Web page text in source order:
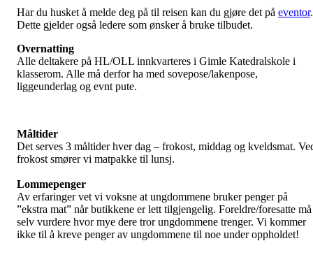
Har du husket å melde deg på til reisen kan du gjøre det på eventor.
Dette gjelder også ledere som ønsker å bruke tilbudet.
Overnatting
Alle deltakere på HL/OLL innkvarteres i Gimle Katedralskole i
klasserom. Alle må derfor ha med sovepose/lakenpose,
liggeunderlag og evnt pute.
Måltider
Det serves 3 måltider hver dag – frokost, middag og kveldsmat.
frokost smører vi matpakke til lunsj.
Lommepenger
Av erfaringer vet vi voksne at ungdommene bruker penger på
”ekstra mat” når butikkene er lett tilgjengelig. Foreldre/foresatte må
selv vurdere hvor mye dere tror ungdommene trenger. Vi kommer
ikke til å kreve penger av ungdommene til noe under oppholdet!